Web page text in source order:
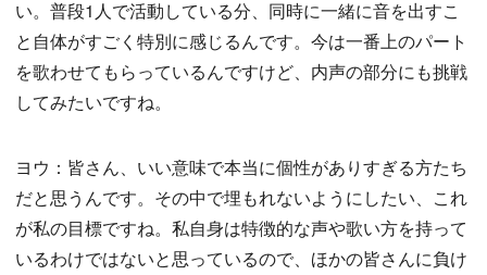
い。普段1人で活動している分、同時に一緒に音を出すこ
と自体がすごく特別に感じるんです。今は一番上のパート
を歌わせてもらっているんですけど、内声の部分にも挑戦
してみたいですね。
ヨウ：皆さん、いい意味で本当に個性がありすぎる方たち
だと思うんです。その中で埋もれないようにしたい、これ
が私の目標ですね。私自身は特徴的な声や歌い方を持って
いるわけではないと思っているので、ほかの皆さんに負け